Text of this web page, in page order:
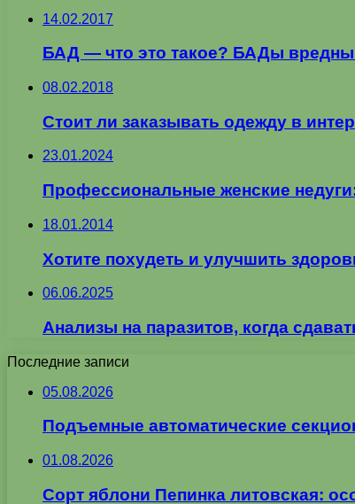
14.02.2017
БАД — что это такое? БАДы вредны
08.02.2018
Стоит ли заказывать одежду в
23.01.2024
Профессиональные женские
18.01.2014
Хотите похудеть и улучшить
06.06.2025
Анализы на паразитов, когда
Последние записи
05.08.2026
Подъемные автоматические
01.08.2026
Сорт яблони Пепинка литовская: